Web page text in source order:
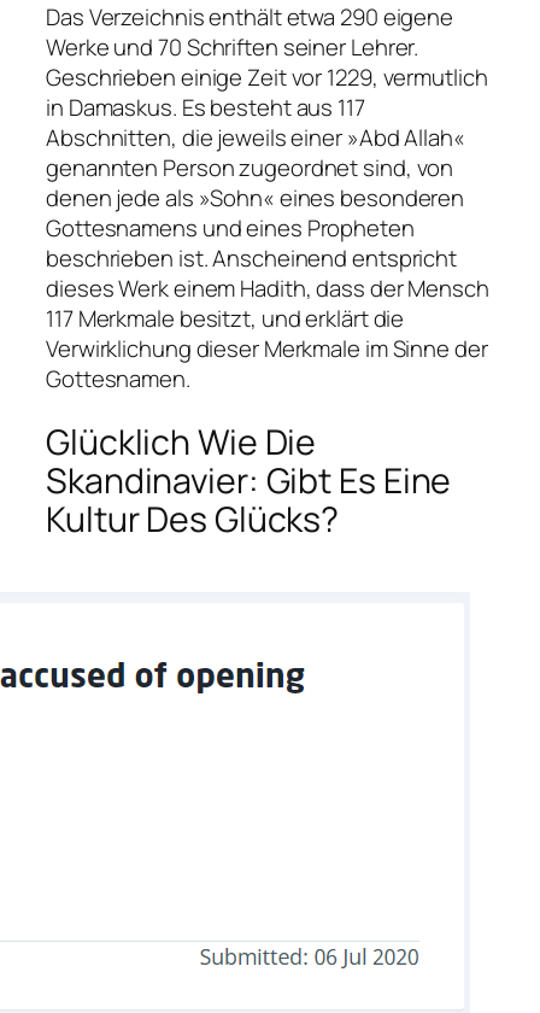
Das Verzeichnis enthält etwa 290 eigene
Werke und 70 Schriften seiner Lehrer.
Geschrieben einige Zeit vor 1229, vermutlich
in Damaskus. Es besteht aus 117
Abschnitten, die jeweils einer »Abd Allah«
genannten Person zugeordnet sind, von
denen jede als »Sohn« eines besonderen
Gottesnamens und eines Propheten
beschrieben ist. Anscheinend entspricht
dieses Werk einem Hadith, dass der Mensch
117 Merkmale besitzt, und erklärt die
Verwirklichung dieser Merkmale im Sinne der
Gottesnamen.
Glücklich Wie Die
Skandinavier: Gibt Es Eine
Kultur Des Glücks?